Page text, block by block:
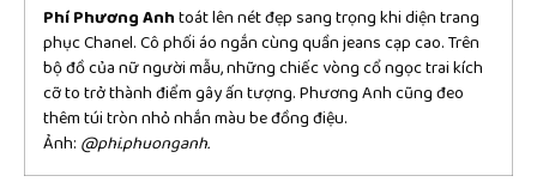
Phí Phương Anhtoát lên nét đẹp sang trọng khi diện trang
phục Chanel. Cô phối áo ngắn cùng quần jeans cạp cao. Trên
bộ đồ của nữ người mẫu, những chiếc vòng cổ ngọc trai kích
cỡ to trở thành điểm gây ấn tượng. Phương Anh cũng đeo
thêm túi tròn nhỏ nhắn màu be đồng điệu.
Ảnh: @phi.phuonganh.